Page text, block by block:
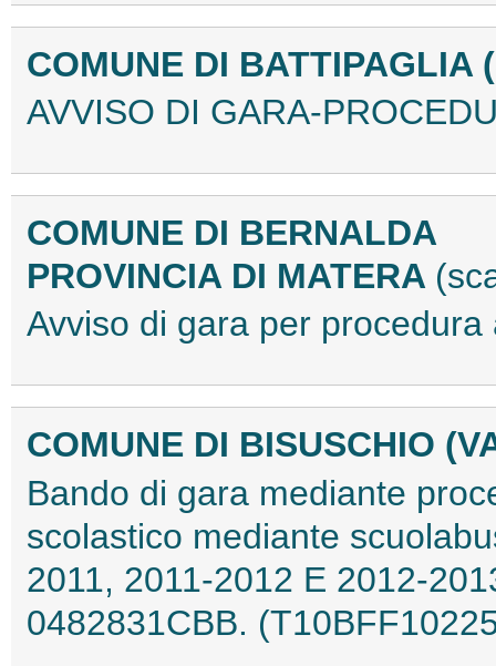
COMUNE DI BATTIPAGLIA
AVVISO DI GARA-
COMUNE DI BERNALDA
PROVINCIA DI MATERA
Avviso di gara per
COMUNE DI BISUSCHIO
Bando di gara mediante
scolastico mediante
2011, 2011-2012 E 2012-
0482831CBB.